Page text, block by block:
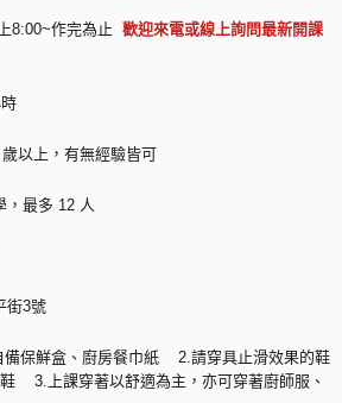
8:00~作完為止 歡迎來電或線上詢問最新開課
以上，有無經驗皆可
，最多 12 人
街3號
備保鮮盒、廚房餐巾紙 2.請穿具止滑效果的鞋
3.上課穿著以舒適為主，亦可穿著廚師服、